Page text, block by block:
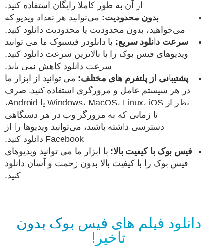
از آن به طور کاملا رایگان استفاده کنید.
بدون محدودیت: می‌توانید هر تعداد ویدیو که
می‌خواهید، بدون محدودیت یا محدودیت دانلود کنید.
سرعت دانلود سریع: با دانلودر فیسبوک ما می توانید
ویدیوهای فیس بوک را با بالاترین سرعت دانلود کنید.
سرعت دانلود کاهش نمی یابد.
پشتیبانی از پلتفرم های مختلف: می توانید از ابزار ما
در هر سیستم عامل و مرورگری استفاده کنید. صرف
نظر از Windows، MacOS، Linux، iOS یا Android،
تا زمانی که به مرورگر وب در هر دستگاهی
دسترسی داشته باشید، می‌توانید ویدیوها را از
Facebook دانلود کنید.
فیس بوک با کیفیت بالا: با ابزار ما می توانید ویدیوهای
فیس بوک را با کیفیت بالا بدون زحمت و آسان دانلود
کنید.
دانلود فیلم های فیس بوک بدون
تاخیر!